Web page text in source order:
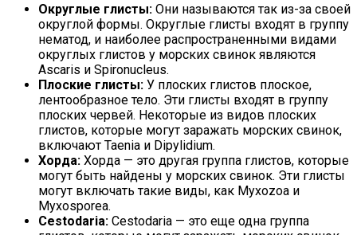
Округлые глисты: Они называются так из-за своей
округлой формы. Округлые глисты входят в группу
нематод, и наиболее распространенными видами
округлых глистов у морских свинок являются
Ascaris и Spironucleus.
Плоские глисты: У плоских глистов плоское,
лентообразное тело. Эти глисты входят в группу
плоских червей. Некоторые из видов плоских
глистов, которые могут заражать морских свинок,
включают Taenia и Dipylidium.
Хорда: Хорда — это другая группа глистов, которые
могут быть найдены у морских свинок. Эти глисты
могут включать такие виды, как Myxozoa и
Myxosporea.
Cestodaria: Cestodaria — это еще одна группа